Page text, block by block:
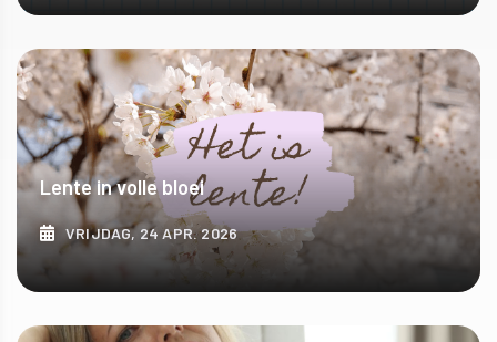
ONTDEK MEER
Lente in volle bloei
VRIJDAG, 24 APR. 2026
ONTDEK MEER